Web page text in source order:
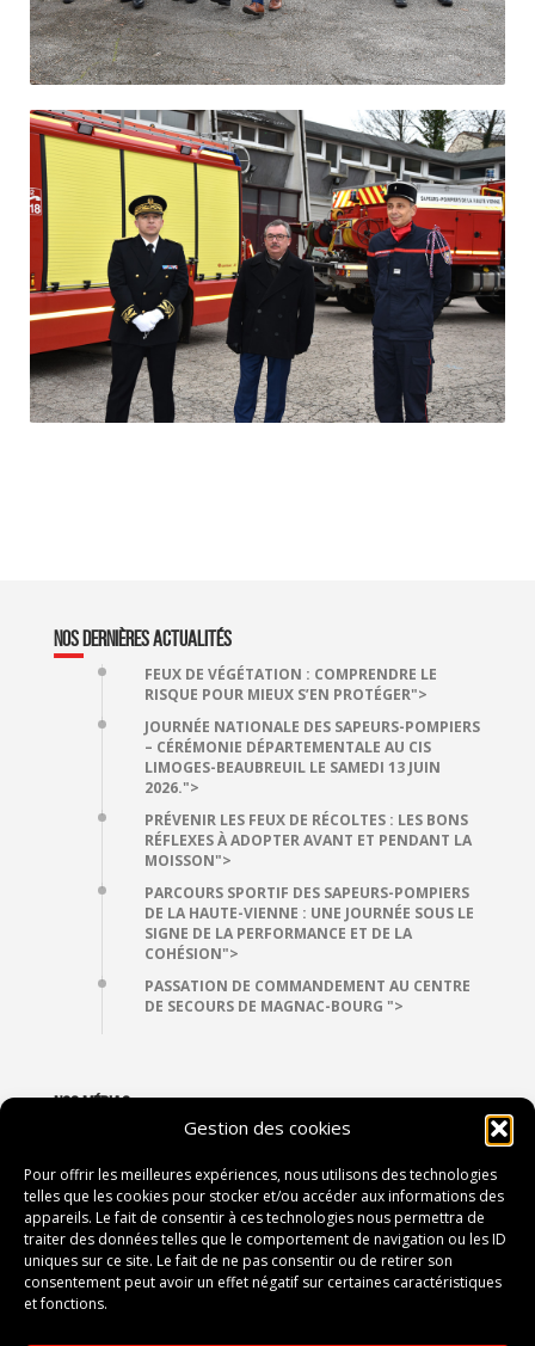
Gestion des cookies
Pour offrir les meilleures expériences, nous utilisons des technologies
telles que les cookies pour stocker et/ou accéder aux informations des
appareils. Le fait de consentir à ces technologies nous permettra de
traiter des données telles que le comportement de navigation ou les ID
uniques sur ce site. Le fait de ne pas consentir ou de retirer son
consentement peut avoir un effet négatif sur certaines caractéristiques
et fonctions.
NOS DERNIÈRES ACTUALITÉS
FEUX DE VÉGÉTATION : COMPRENDRE LE
RISQUE POUR MIEUX S’EN PROTÉGER">
JOURNÉE NATIONALE DES SAPEURS-POMPIERS
– CÉRÉMONIE DÉPARTEMENTALE AU CIS
LIMOGES-BEAUBREUIL LE SAMEDI 13 JUIN
2026.">
PRÉVENIR LES FEUX DE RÉCOLTES : LES BONS
RÉFLEXES À ADOPTER AVANT ET PENDANT LA
MOISSON">
PARCOURS SPORTIF DES SAPEURS-POMPIERS
DE LA HAUTE-VIENNE : UNE JOURNÉE SOUS LE
SIGNE DE LA PERFORMANCE ET DE LA
COHÉSION">
PASSATION DE COMMANDEMENT AU CENTRE
DE SECOURS DE MAGNAC-BOURG ">
NOS MÉDIAS
VIDÉOTHÈQUE
PHOTOTHÈQUE
CONTACT
2, avenue du Président Vincent Auriol